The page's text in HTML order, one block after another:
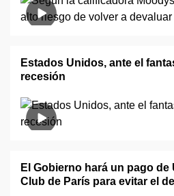
Estados Unidos, ante el
recesión
El Gobierno hará un pago de
Club de París para evitar el